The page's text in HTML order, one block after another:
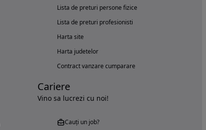
Lista de preturi persone fizice
Lista de preturi profesionisti
Harta site
Harta judetelor
Contract vanzare cumparare
Cariere
Vino sa lucrezi cu noi!
Cauți un job?